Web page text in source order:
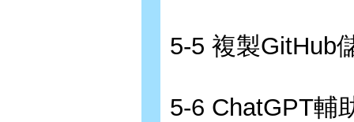
5-5 複製GitHub
5-6 ChatGPT輔